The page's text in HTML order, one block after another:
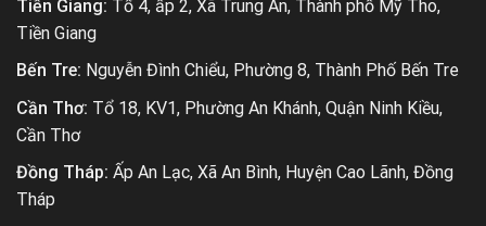
Tiền Giang: Tổ 4, ấp 2, Xã Trung An, Thành phố Mỹ Tho,
Tiền Giang
Bến Tre: Nguyễn Đình Chiểu, Phường 8, Thành Phố Bến Tre
Cần Thơ: Tổ 18, KV1, Phường An Khánh, Quận Ninh Kiều,
Cần Thơ
Đồng Tháp: Ấp An Lạc, Xã An Bình, Huyện Cao Lãnh, Đồng
Tháp